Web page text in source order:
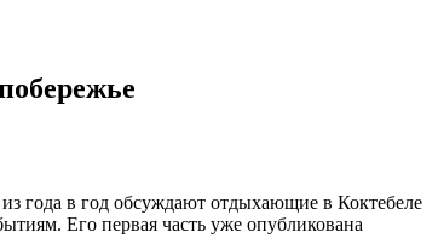
года в год обсуждают отдыхающие в Коктебеле
Его первая часть уже опубликована